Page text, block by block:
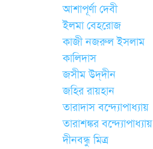
আশাপূর্ণা দেবী
ইলমা বেহরোজ
কাজী নজরুল ইসলাম
কালিদাস
জসীম উদ্‌দীন
জহির রায়হান
তারাদাস বন্দ্যোপাধ্যায়
তারাশঙ্কর বন্দ্যোপাধ্যায়
দীনবন্ধু মিত্র